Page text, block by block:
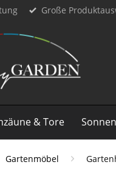
Große
& Tore
Gartenmöbel